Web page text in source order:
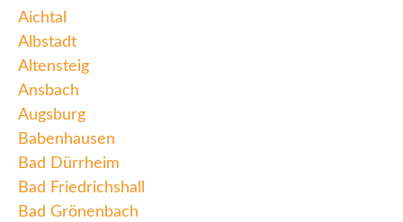
Aichtal
Albstadt
Altensteig
Ansbach
Augsburg
Babenhausen
Bad Dürrheim
Bad Friedrichshall
Bad Grönenbach